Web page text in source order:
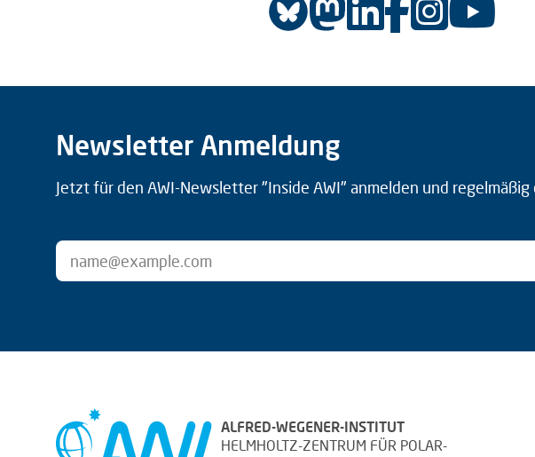
Newsletter Anmeldung
Jetzt für den AWI-Newsletter "Inside AWI" anmelden und
ALFRED-WEGENER-INSTITUT
HELMHOLTZ-ZENTRUM FÜR POLAR-